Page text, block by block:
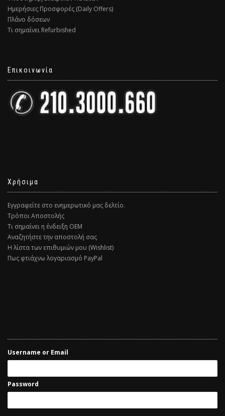
Ημερήσιες Προσφορές (Daily Offers)
Πλάνο δόσεων
Τι σημαίνει Refurbished
Επικοινωνία
Χρήσιμα
Εγγραφείτε στο ενημερωτικό μας δελτίο.
Τρόποι Αποστολής
Τι σημαίνει η ένδειξη ΟΕΜ
Αναζητήστε την αποστολή σας
Η λίστα των επιθυμιών μου (Wishlist)
Πως φτιάχνω λογαριασμό PayPal
Username or Email
Password